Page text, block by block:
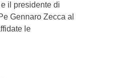
il presidente di
Gennaro Zecca al
le